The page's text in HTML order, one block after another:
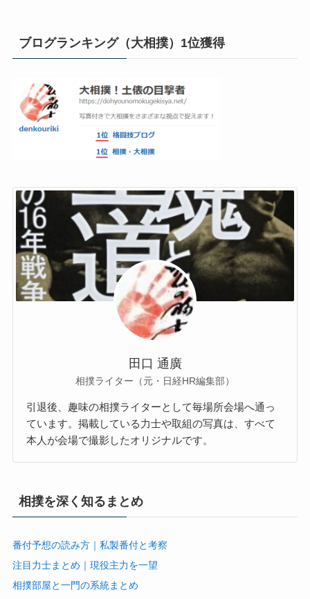
ブログランキング（大相撲）1位獲得
田口 通廣
相撲ライター（元・日経HR編集部）
引退後、趣味の相撲ライターとして毎場所会場へ通っ
ています。掲載している力士や取組の写真は、すべて
本人が会場で撮影したオリジナルです。
相撲を深く知るまとめ
番付予想の読み方｜私製番付と考察
注目力士まとめ｜現役主力を一望
相撲部屋と一門の系統まとめ